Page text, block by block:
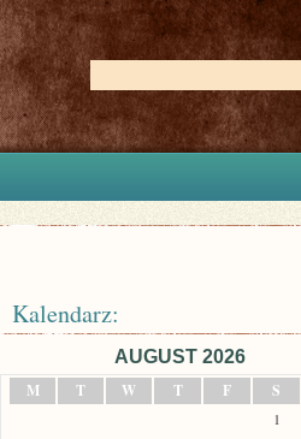
Kalendarz:
AUGUST 2026
M
T W T F S
1